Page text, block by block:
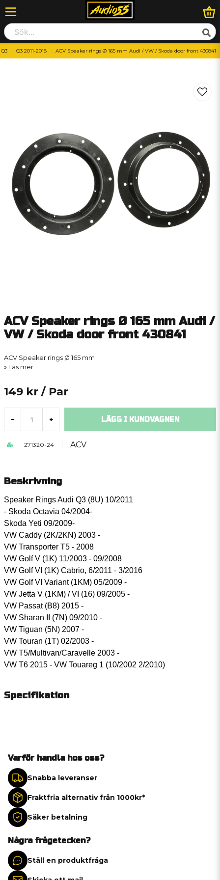
Q3 2011-2018 ACV Speaker rings Ø 165 mm Audi / VW / Skoda door front 430841
ACV Speaker rings Ø 165 mm Audi /
VW / Skoda door front 430841
ACV Speaker rings Ø 165 mm
Läs mer
149 kr / Par
- + LÄGG I KUNDVAGNEN
271320-24 ACV
Beskrivning
Speaker Rings Audi Q3 (8U) 10/2011
- Skoda Octavia 04/2004-
Skoda Yeti 09/2009-
VW Caddy (2K/2KN) 2003 -
VW Transporter T5 - 2008
VW Golf V (1K) 11/2003 - 09/2008
VW Golf VI (1K) Cabrio, 6/2011 - 3/2016
VW Golf VI Variant (1KM) 05/2009 -
VW Jetta V (1KM) / VI (16) 09/2005 -
VW Passat (B8) 2015 -
VW Sharan II (7N) 09/2010 -
VW Tiguan (5N) 2007 -
VW Touran (1T) 02/2003 -
VW T5/Multivan/Caravelle 2003 -
VW T6 2015 - VW Touareg 1 (10/2002 2/2010)
Specifikation
Varför handla hos oss?
Snabba leveranser
Fraktfria alternativ från 1000kr*
Säker betalning
Några frågetecken?
Ställ en produktfråga